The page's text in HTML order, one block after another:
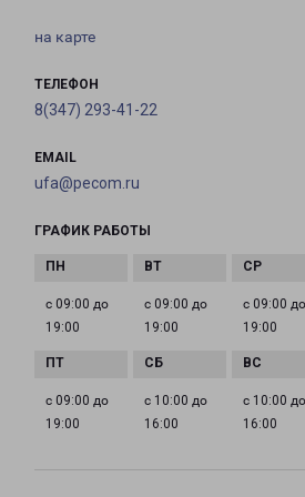
на карте
ТЕЛЕФОН
8(347) 293-41-22
EMAIL
ufa@pecom.ru
ГРАФИК РАБОТЫ
с 09:00 до
19:00
с 09:00 до
19:00
с 09:00 до
19:00
с 09:00 до
19:00
с 10:00 до
16:00
с 10:00 до
16:00